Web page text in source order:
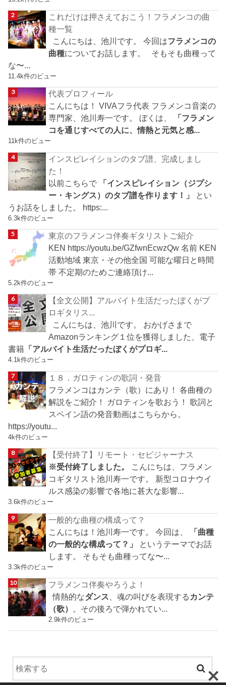
これだけは押さえておこう！フラメンコの曲
種一覧
こんにちは、池川です。 今回はフラメンコの
曲種についてお話します。 そもそも曲種って
な〜...
11.4k件のビュー
代表プロフィール
こんにちは！ VIVAフラ代表 フラメンコ音楽の
専門家、池川寿一です。 ぼくは、
「フラメン
コを通じすべての人に、情熱と元気と感...
11k件のビュー
インスピレイションのタブ譜、完成しまし
た！
以前こちらで
「インスピレイション（ジプシ
ー・キングス）のタブ譜を作ります！」
とい
うお話をしました。 https:...
6.3k件のビュー
東京のフラメンコ伴奏ギタリストご紹介
KEN https://youtu.be/GZfwnEcwzQw 名前 KEN
活動地域 東京・その他全国 可能な曜日と時間
帯 不定期のためご連絡頂け...
5.2k件のビュー
【全文公開】アルバイト生活だったぼくがプ
ロギタリス...
こんにちは、池川です。 おかげさまで
Amazonランキング１位を獲得しました、電子
書籍 「アルバイト生活だったぼくがプロギ...
4.1k件のビュー
１８．ガロティンの歌詞・発音
フラメンコはカンテ（歌）にあり！ 各曲種の
解説をご紹介！ ガロティンを歌おう！ 歌詞と
スペイン語の発音動画はこちらから。
https://youtu...
4k件のビュー
【受付終了】リモート・セビジャーナス
※受付終了しました。
こんにちは、フラメン
コギタリスト池川寿一です。 新型コロナウイ
ルス感染の影響で各地に甚大な影響...
3.6k件のビュー
一般的な曲種の構成って？
こんにちは！池川寿一です。 今回は、
「曲種
の一般的な構成って？」
というテーマでお話
します。 そもそも曲種ってな〜...
3.3k件のビュー
フラメンコ伴奏やろうよ！
情熱的なダンス 、魂の叫びを表現する カンテ
（歌） 。その後ろで弾かれてい...
2.9k件のビュー